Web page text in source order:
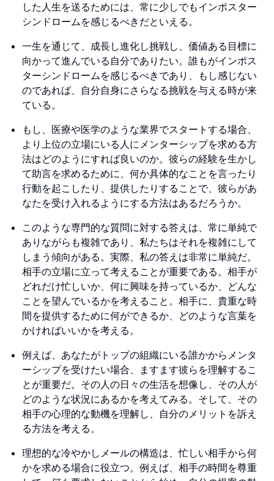
した人生を送るためには、常に少しでもインポスター
シンドロームを感じるべきだといえる。
一生を通じて、成長し進化し挑戦し、価値ある目標に
向かって進んでいる自分でありたい。誰もがインポス
ターシンドロームを感じるべきであり、もし感じない
のであれば、自分自身にさらなる挑戦を与える時が来
ている。
もし、医療や医学のような業界でスタートする場合、
より上位の立場にいる人にメンターシップを求める方
法はどのようにすれば良いのか。彼らの経験を生かし
て助言を求めるために、何か具体的なことを言ったり
行動を起こしたり、提供したりすることで、彼らがあ
なたを受け入れるようにする方法はあるだろうか。
このような専門的な質問に対する答えは、常に単純で
ありながらも複雑であり、私たちはそれを複雑にして
しまう傾向がある。実際、私の答えは非常に単純だ。
相手の立場に立って考えることが重要である。相手が
どれだけ忙しいか、何に興味を持っているか、どんな
ことを望んでいるかを考えること。相手に、貴重な時
間を提供するために何ができるか、どのような言葉を
かければいいかを考える。
例えば、あなたがトップの組織にいる誰かからメンタ
ーシップを受けたい場合、ますます彼らを理解するこ
とが重要だ。その人の日々の生活を想像し、その人が
どのような状況にあるかを考えてみる。そして、その
相手の心理的な動機を理解し、自分のメリットを訴え
る方法を考える。
理想的な冷やかしメールの構造は、忙しい相手から何
かを求める場合に役立つ。例えば、相手の時間を尊重